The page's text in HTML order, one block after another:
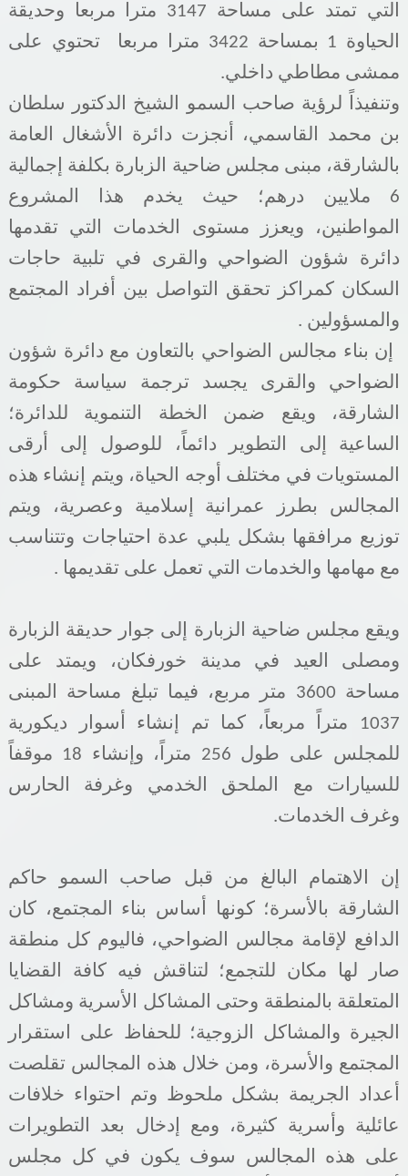
التي تمتد على مساحة 3147 مترا مربعا وحديقة
الحياوة 1 بمساحة 3422 مترا مربعا
تحتوي على
ممشى مطاطي داخلي .
وتنفيذاً لرؤية صاحب السمو الشيخ الدكتور سلطان
بن محمد القاسمي، أنجزت دائرة الأشغال العامة
بالشارقة، مبنى مجلس ضاحية الزبارة بكلفة إجمالية
6 ملايين درهم؛ حيث يخدم هذا المشروع
المواطنين، ويعزز مستوى الخدمات التي تقدمها
دائرة شؤون الضواحي والقرى في تلبية حاجات
السكان كمراكز تحقق التواصل بين أفراد المجتمع
والمسؤولين.
إن بناء مجالس الضواحي بالتعاون مع دائرة شؤون
الضواحي والقرى يجسد ترجمة سياسة حكومة
الشارقة، ويقع ضمن الخطة التنموية للدائرة؛
الساعية إلى التطوير دائماً، للوصول إلى أرقى
المستويات في مختلف أوجه الحياة، ويتم إنشاء هذه
المجالس بطرز عمرانية إسلامية وعصرية، ويتم
توزيع مرافقها بشكل يلبي عدة احتياجات وتتناسب
مع مهامها والخدمات التي تعمل على تقديمها.
ويقع مجلس ضاحية الزبارة إلى جوار حديقة الزبارة
ومصلى العيد في مدينة خورفكان، ويمتد على
مساحة 3600 متر مربع، فيما تبلغ مساحة المبنى
1037 متراً مربعاً، كما تم إنشاء أسوار ديكورية
للمجلس على طول 256 متراً، وإنشاء 18 موقفاً
للسيارات مع الملحق الخدمي وغرفة الحارس
وغرف الخدمات.
إن الاهتمام البالغ من قبل صاحب السمو حاكم
الشارقة بالأسرة؛ كونها أساس بناء المجتمع، كان
الدافع لإقامة مجالس الضواحي، فاليوم كل منطقة
صار لها مكان للتجمع؛ لتناقش فيه كافة القضايا
المتعلقة بالمنطقة وحتى المشاكل الأسرية ومشاكل
الجيرة والمشاكل الزوجية؛ للحفاظ على استقرار
المجتمع والأسرة، ومن خلال هذه المجالس تقلصت
أعداد الجريمة بشكل ملحوظ وتم احتواء خلافات
عائلية وأسرية كثيرة، ومع إدخال بعد التطويرات
على هذه المجالس سوف يكون في كل مجلس